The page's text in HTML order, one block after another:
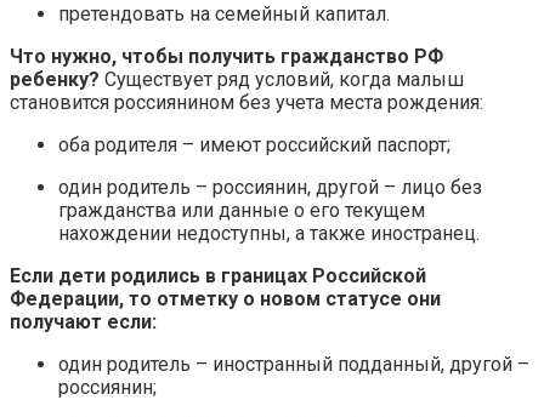
претендовать на семейный капитал.
Что нужно, чтобы получить гражданство РФ
ребенку? Существует ряд условий, когда малыш
становится россиянином без учета места рождения:
оба родителя – имеют российский паспорт;
один родитель – россиянин, другой – лицо без
гражданства или данные о его текущем
нахождении недоступны, а также иностранец.
Если дети родились в границах Российской
Федерации, то отметку о новом статусе они
получают если:
один родитель – иностранный подданный, другой –
россиянин;